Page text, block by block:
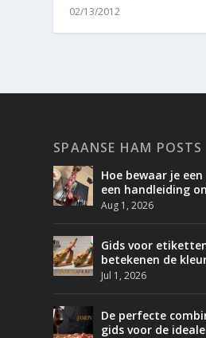
02/13/2012
SPAANSE HAM POSTS
Hoe bewaar je
een handleiding
Aug 1, 2026
Gids voor
betekenen de
Jul 1, 2026
De perfecte
gids voor de